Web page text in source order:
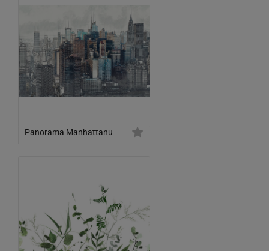
Panorama Manhattanu